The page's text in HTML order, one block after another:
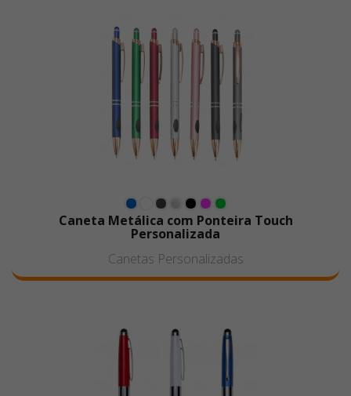
Caneta Metálica com Ponteira Touch
Personalizada
Canetas Personalizadas